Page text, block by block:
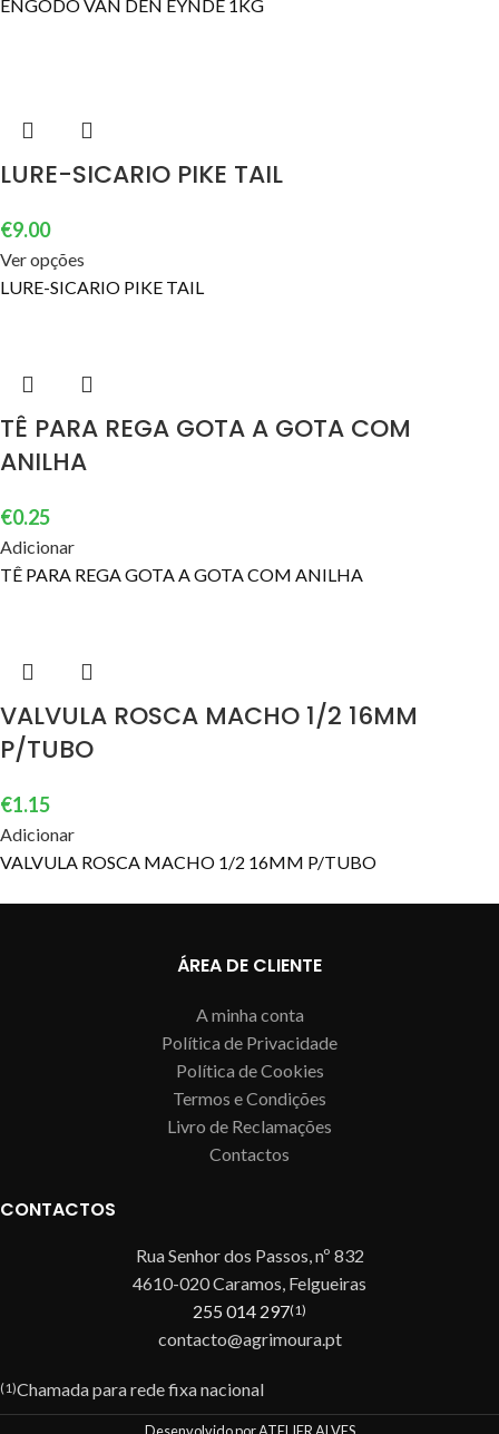
ENGODO VAN DEN EYNDE 1KG
LURE-SICARIO PIKE TAIL
€9.00
Ver opções
LURE-SICARIO PIKE TAIL
TÊ PARA REGA GOTA A GOTA COM
ANILHA
€0.25
Adicionar
TÊ PARA REGA GOTA A GOTA COM ANILHA
VALVULA ROSCA MACHO 1/2 16MM
P/TUBO
€1.15
Adicionar
VALVULA ROSCA MACHO 1/2 16MM P/TUBO
ÁREA DE CLIENTE
A minha conta
Política de Privacidade
Política de Cookies
Termos e Condições
Livro de Reclamações
Contactos
CONTACTOS
Rua Senhor dos Passos, nº 832
4610-020 Caramos, Felgueiras
255 014 297(1)
contacto@agrimoura.pt
(1)Chamada para rede fixa nacional